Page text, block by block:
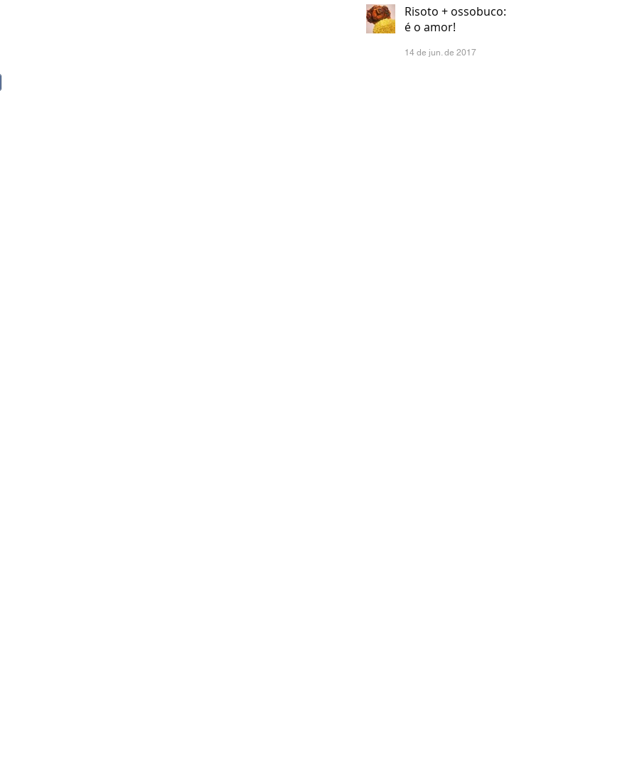
ninguém!)
Risoto + ossobuco:
é o amor!
14 de jun. de 2017